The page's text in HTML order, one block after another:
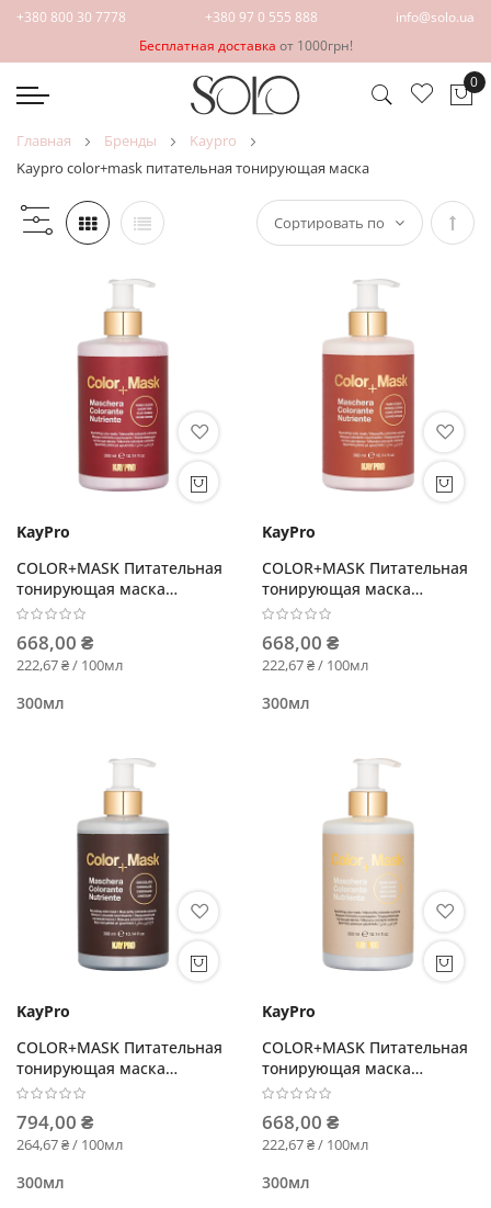
+380 800 30 7778 +380 97 0 555 888
info@solo.ua
Бесплатная доставка от 1000грн!
0
главная бренды
kaypro
kaypro color+mask питательная тонирующая маска
KayPro
COLOR+MASK Питательная
тонирующая маска
Красный
668,00 ₴
222,67 ₴ / 100мл
300мл
KayPro
COLOR+MASK Питательная
тонирующая маска
Интенсивная медь
668,00 ₴
222,67 ₴ / 100мл
300мл
KayPro
COLOR+MASK Питательная
тонирующая маска
Шоколад
794,00 ₴
264,67 ₴ / 100мл
300мл
KayPro
COLOR+MASK Питательная
тонирующая маска
Бежевый
668,00 ₴
222,67 ₴ / 100мл
300мл